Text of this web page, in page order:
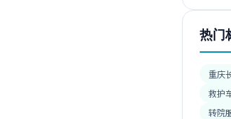
热门
重庆
救护
转院